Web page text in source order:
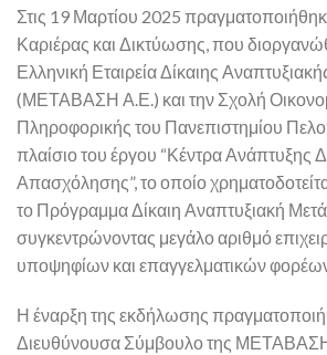
Στις 19 Μαρτίου 2025
Καριέρας και Δικτύωσης, που
Ελληνική Εταιρεία Δίκαιης
(ΜΕΤΑΒΑΣΗ Α.Ε.) και την Σχολή
Πληροφορικής του Πανεπιστημίου
πλαίσιο του έργου “Κέντρα Ανάπτυξης
Απασχόλησης”, το οποίο
το Πρόγραμμα Δίκαιη Αναπτυξιακή
συγκεντρώνοντας μεγάλο αριθμό
υποψηφίων και επαγγελματικών
Η έναρξη της εκδήλωσης
Διευθύνουσα Σύμβουλο της